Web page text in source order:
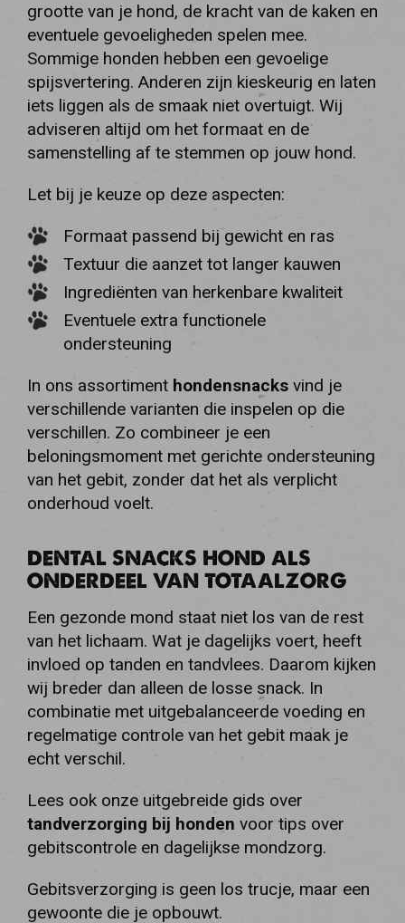
grootte van je hond, de kracht van de kaken en
eventuele gevoeligheden spelen mee.
Sommige honden hebben een gevoelige
spijsvertering. Anderen zijn kieskeurig en laten
iets liggen als de smaak niet overtuigt. Wij
adviseren altijd om het formaat en de
samenstelling af te stemmen op jouw hond.
Let bij je keuze op deze aspecten:
Formaat passend bij gewicht en ras
Textuur die aanzet tot langer kauwen
Ingrediënten van herkenbare kwaliteit
Eventuele extra functionele
ondersteuning
In ons assortiment hondensnacks vind je
verschillende varianten die inspelen op die
verschillen. Zo combineer je een
beloningsmoment met gerichte ondersteuning
van het gebit, zonder dat het als verplicht
onderhoud voelt.
DENTAL SNACKS HOND ALS
ONDERDEEL VAN TOTAALZORG
Een gezonde mond staat niet los van de rest
van het lichaam. Wat je dagelijks voert, heeft
invloed op tanden en tandvlees. Daarom kijken
wij breder dan alleen de losse snack. In
combinatie met uitgebalanceerde voeding en
regelmatige controle van het gebit maak je
echt verschil.
Lees ook onze uitgebreide gids over
tandverzorging bij honden voor tips over
gebitscontrole en dagelijkse mondzorg.
Gebitsverzorging is geen los trucje, maar een
gewoonte die je opbouwt.